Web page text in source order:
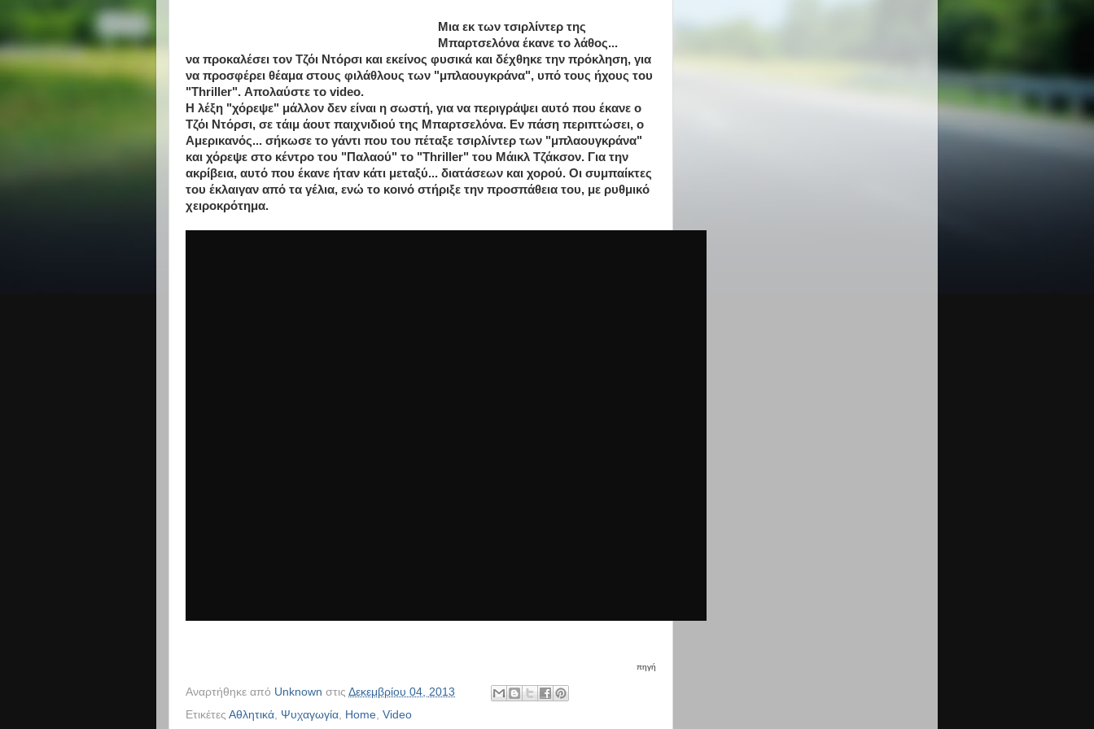
Μια εκ των τσιρλίντερ της
Μπαρτσελόνα έκανε το λάθος...
να προκαλέσει τον Τζόι Ντόρσι και εκείνος φυσικά και δέχθηκε την πρόκληση, για
να προσφέρει θέαμα στους φιλάθλους των "μπλαουγκράνα", υπό τους ήχους του
"Thriller". Απολαύστε το video.
Η λέξη "χόρεψε" μάλλον δεν είναι η σωστή, για να περιγράψει αυτό που έκανε ο
Τζόι Ντόρσι, σε τάιμ άουτ παιχνιδιού της Μπαρτσελόνα. Εν πάση περιπτώσει, ο
Αμερικανός... σήκωσε το γάντι που του πέταξε τσιρλίντερ των "μπλαουγκράνα"
και χόρεψε στο κέντρο του "Παλαού" το "Thriller" του Μάικλ Τζάκσον. Για την
ακρίβεια, αυτό που έκανε ήταν κάτι μεταξύ... διατάσεων και χορού. Οι συμπαίκτες
του έκλαιγαν από τα γέλια, ενώ το κοινό στήριξε την προσπάθεια του, με ρυθμικό
χειροκρότημα.
πηγή
Αναρτήθηκε από Unknown στις Δεκεμβρίου 04, 2013
Ετικέτες Αθλητικά Ψυχαγωγία Home Video